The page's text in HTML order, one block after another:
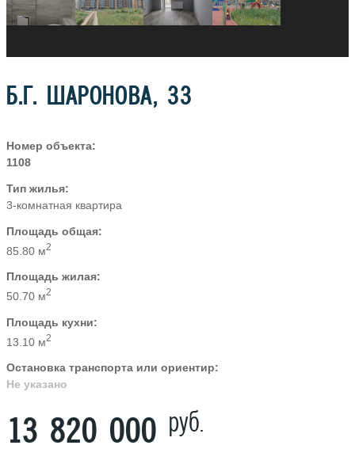
Б.Г. ШАРОНОВА, 33
Номер объекта:
1108
Тип жилья:
3-комнатная квартира
Площадь общая:
85.80 м2
Площадь жилая:
50.70 м2
Площадь кухни:
13.10 м2
Остановка транспорта или ориентир:
Не указано
13 820 000 руб.